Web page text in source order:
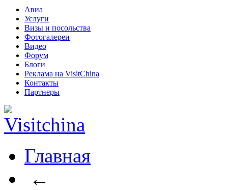
Авиа
Услуги
Визы и посольства
Фотогалереи
Видео
Форум
Блоги
Реклама на VisitChina
Контакты
Партнеры
Главная
←